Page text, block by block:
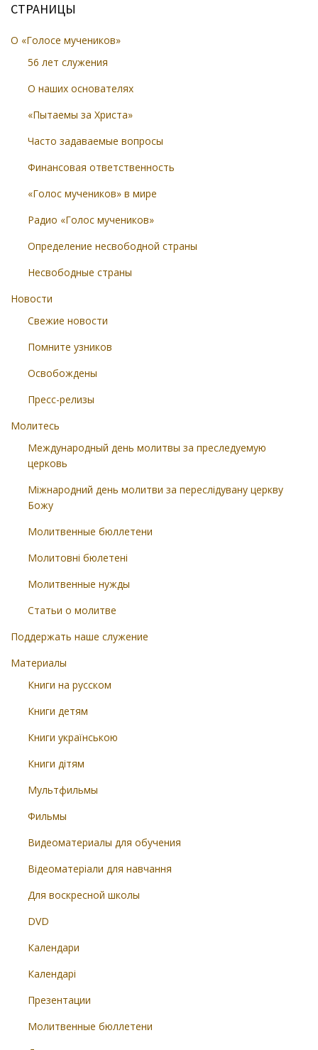
СТРАНИЦЫ
О «Голосе мучеников»
56 лет служения
О наших основателях
«Пытаемы за Христа»
Часто задаваемые вопросы
Финансовая ответственность
«Голос мучеников» в мире
Радио «Голос мучеников»
Определение несвободной страны
Несвободные страны
Новости
Свежие новости
Помните узников
Освобождены
Пресс-релизы
Молитесь
Международный день молитвы за преследуемую
церковь
Міжнародний день молитви за переслідувану церкву
Божу
Молитвенные бюллетени
Молитовні бюлетені
Молитвенные нужды
Статьи о молитве
Поддержать наше служение
Материалы
Книги на русском
Книги детям
Книги українською
Книги дітям
Мультфильмы
Фильмы
Видеоматериалы для обучения
Відеоматеріали для навчання
Для воскресной школы
DVD
Календари
Календарі
Презентации
Молитвенные бюллетени